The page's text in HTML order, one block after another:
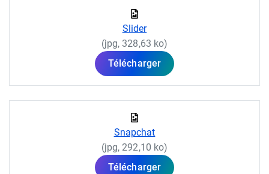
Slider
(jpg, 328,63 ko)
Télécharger
Snapchat
(jpg, 292,10 ko)
Télécharger